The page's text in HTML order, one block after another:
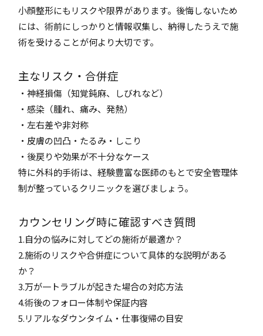
小顔整形にもリスクや限界があります。後悔しないため
には、術前にしっかりと情報収集し、納得したうえで施
術を受けることが何より大切です。
主なリスク・合併症
・神経損傷（知覚鈍麻、しびれなど）
・感染（腫れ、痛み、発熱）
・左右差や非対称
・皮膚の凹凸・たるみ・しこり
・後戻りや効果が不十分なケース
特に外科的手術は、経験豊富な医師のもとで安全管理体
制が整っているクリニックを選びましょう。
カウンセリング時に確認すべき質問
1.自分の悩みに対してどの施術が最適か？
2.施術のリスクや合併症について具体的な説明がある
か？
3.万が一トラブルが起きた場合の対応方法
4.術後のフォロー体制や保証内容
5.リアルなダウンタイム・仕事復帰の目安